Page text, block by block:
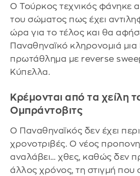
Ο Τούρκος τεχνικός φάνηκε
του σώματος πως έχει
ώρα για το τέλος και θα
Παναθηναϊκό κληρονομιά
πρωτάθλημα με reverse
Κύπελλα.
Κρέμονται από τα χείλη
Ομπράντοβιτς
Ο Παναθηναϊκός δεν έχει
χρονοτριβές. Ο νέος
αναλάβει… χθες, καθώς δεν
άλλος χρόνος, τη στιγμή που